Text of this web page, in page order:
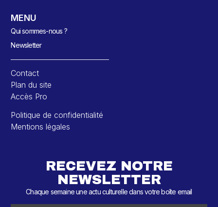
MENU
Qui sommes-nous ?
Newsletter
Contact
Plan du site
Accès Pro
Politique de confidentialité
Mentions légales
RECEVEZ NOTRE
NEWSLETTER
Chaque semaine une actu culturelle dans votre boîte email